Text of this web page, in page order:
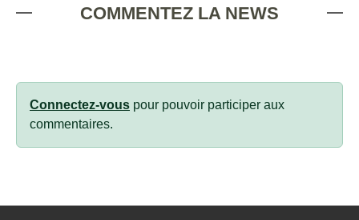
COMMENTEZ LA NEWS
Connectez-vous pour pouvoir participer aux
commentaires.